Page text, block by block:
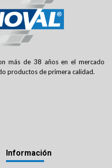
más de 38 años en el mercado
productos de primera calidad.
Información